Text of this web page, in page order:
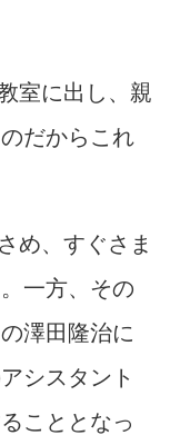
室に出し、親
だからこれ
め、すぐさま
一方、その
澤田隆治に
シスタント
こととなっ